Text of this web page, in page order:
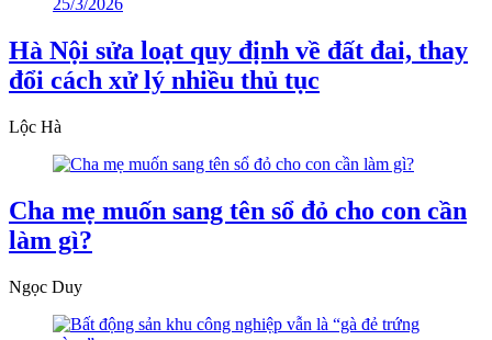
Hà Nội sửa loạt quy định về đất đai, thay
đổi cách xử lý nhiều thủ tục
Lộc Hà
Cha mẹ muốn sang tên sổ đỏ cho con cần
làm gì?
Ngọc Duy